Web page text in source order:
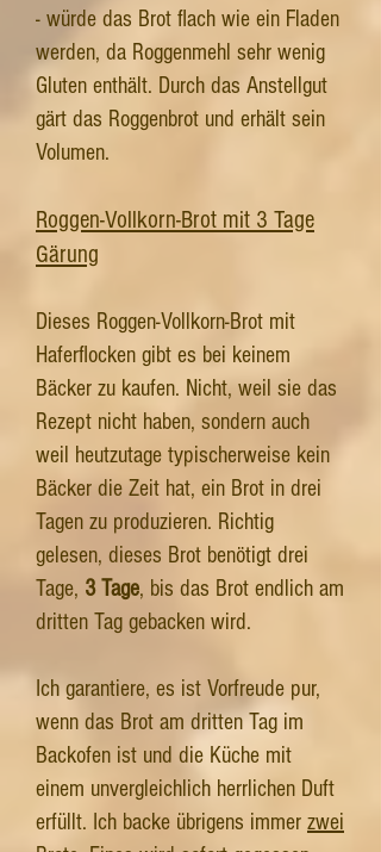
- würde das Brot flach wie ein Fladen
werden, da Roggenmehl sehr wenig
Gluten enthält. Durch das Anstellgut
gärt das Roggenbrot und erhält sein
Volumen.
Roggen-Vollkorn-Brot mit 3 Tage
Gärung
Dieses Roggen-Vollkorn-Brot mit
Haferflocken gibt es bei keinem
Bäcker zu kaufen. Nicht, weil sie das
Rezept nicht haben, sondern auch
weil heutzutage typischerweise kein
Bäcker die Zeit hat, ein Brot in drei
Tagen zu produzieren. Richtig
gelesen, dieses Brot benötigt drei
Tage, 3 Tage, bis das Brot endlich am
dritten Tag gebacken wird.
Ich garantiere, es ist Vorfreude pur,
wenn das Brot am dritten Tag im
Backofen ist und die Küche mit
einem unvergleichlich herrlichen Duft
erfüllt. Ich backe übrigens immer zwei